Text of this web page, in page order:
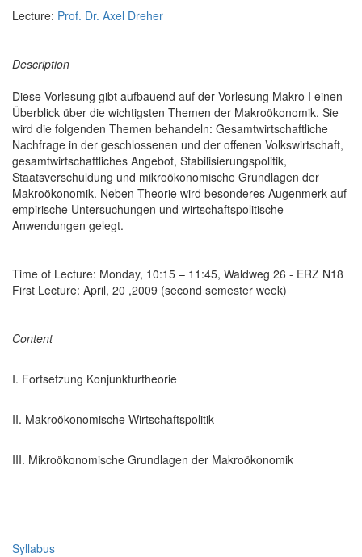
Lecture: Prof. Dr. Axel Dreher
Description
Diese Vorlesung gibt aufbauend auf der Vorlesung Makro I einen
Überblick über die wichtigsten Themen der Makroökonomik. Sie
wird die folgenden Themen behandeln: Gesamtwirtschaftliche
Nachfrage in der geschlossenen und der offenen Volkswirtschaft,
gesamtwirtschaftliches Angebot, Stabilisierungspolitik,
Staatsverschuldung und mikroökonomische Grundlagen der
Makroökonomik. Neben Theorie wird besonderes Augenmerk auf
empirische Untersuchungen und wirtschaftspolitische
Anwendungen gelegt.
Time of Lecture: Monday, 10:15 – 11:45, Waldweg 26 - ERZ N18
First Lecture: April, 20 ,2009 (second semester week)
Content
I. Fortsetzung Konjunkturtheorie
II. Makroökonomische Wirtschaftspolitik
III. Mikroökonomische Grundlagen der Makroökonomik
Syllabus